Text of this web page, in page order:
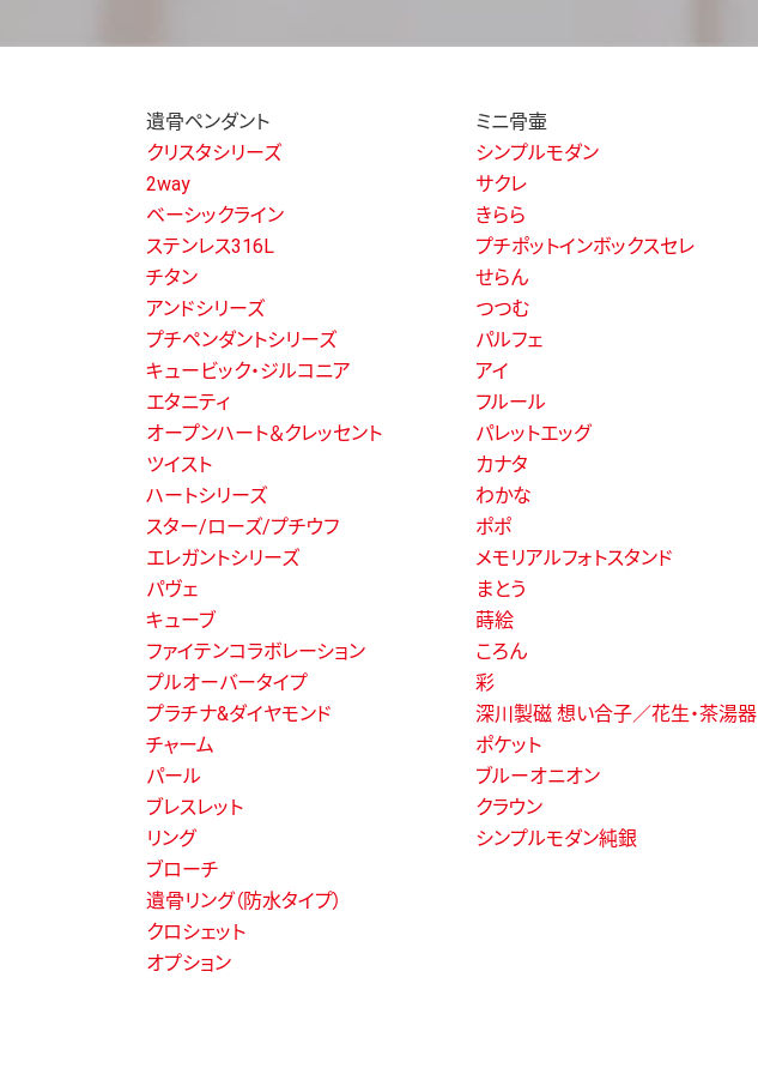
遺骨ペンダント
クリスタシリーズ
2way
ベーシックライン
ステンレス316L
チタン
アンドシリーズ
プチペンダントシリーズ
キュービック・ジルコニア
エタニティ
オープンハート＆クレッセント
ツイスト
ハートシリーズ
スター/ローズ/プチウフ
エレガントシリーズ
パヴェ
キューブ
ファイテンコラボレーション
プルオーバータイプ
プラチナ&ダイヤモンド
チャーム
パール
ブレスレット
リング
ブローチ
遺骨リング（防水タイプ）
クロシェット
オプション
ミニ骨壷
シンプルモダン
サクレ
きらら
プチポットインボックスセレ
せらん
つつむ
パルフェ
アイ
フルール
パレットエッグ
カナタ
わかな
ポポ
メモリアルフォトスタンド
まとう
蒔絵
ころん
彩
深川製磁 想い合子／花生・茶湯器
ポケット
ブルーオニオン
クラウン
シンプルモダン純銀